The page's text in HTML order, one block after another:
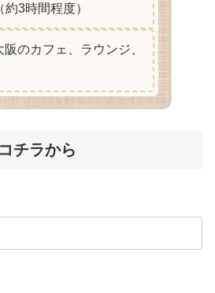
3時間程度）
のカフェ、ラウンジ、
チラから